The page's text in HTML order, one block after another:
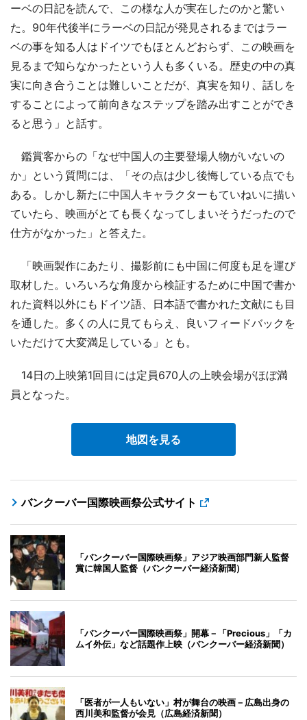
ーベの日記を読んで、この様な人が実在したのかと驚い
た。90年代後半にラーベの日記が発見されるまではラー
ベの事を知る人はドイツでもほとんどおらず、この映画を
見るまで知らなかったという人も多くいる。歴史の中の真
実に向き合うことは難しいことだが、真実を知り、話しを
することによって前向きなステップを踏み出すことができ
ると思う」と話す。
鑑賞客からの「なぜ中国人の主要登場人物がいないの
か」という質問には、「その点は少し後悔している点でも
ある。しかし新たに中国人キャラクターもていねいに描い
ていたら、映画がとても長くなってしまいそうだったので
仕方がなかった」と答えた。
「映画製作にあたり、撮影前にも中国に何度も足を運び
取材した。いろいろな角度から検証するために中国で書か
れた資料以外にもドイツ語、日本語で書かれた文献にも目
を通した。多くの人に見てもらえ、良いフィードバックを
いただけて大変満足している」とも。
14日の上映第1回目には定員670人の上映会場がほぼ満
員となった。
地図を見る
バンクーバー国際映画祭公式サイト
「バンクーバー国際映画祭」アジア映画部門新人監督
賞に韓国人監督（バンクーバー経済新聞）
「バンクーバー国際映画祭」開幕－「Precious」「カ
ムイ外伝」など話題作上映（バンクーバー経済新聞）
「医者が一人もいない」村が舞台の映画－広島出身の
西川美和監督が会見（広島経済新聞）